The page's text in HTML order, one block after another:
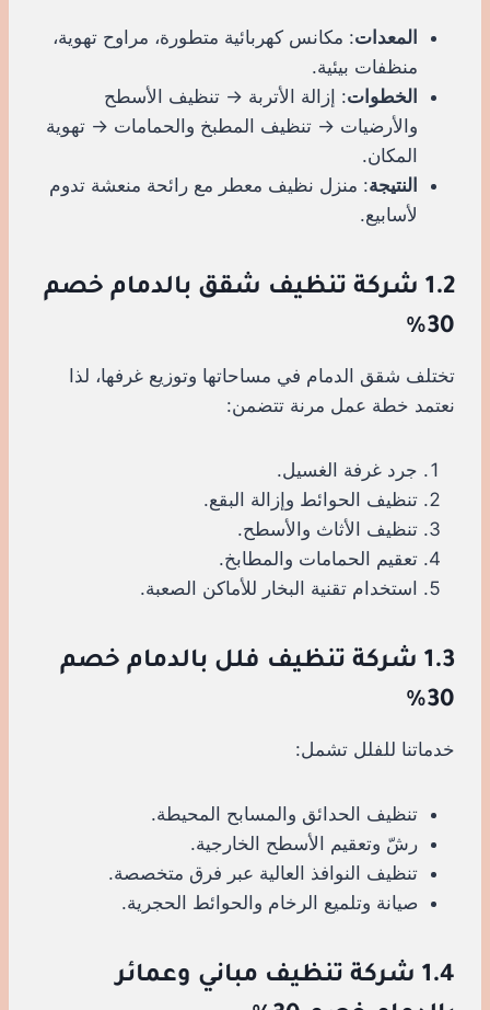
المعدات: مكانس كهربائية متطورة، مراوح تهوية،
منظفات بيئية.
الخطوات: إزالة الأتربة → تنظيف الأسطح
والأرضيات → تنظيف المطبخ والحمامات → تهوية
المكان.
النتيجة: منزل نظيف معطر مع رائحة منعشة تدوم
لأسابيع.
1.2 شركة تنظيف شقق بالدمام خصم
30%
تختلف شقق الدمام في مساحاتها وتوزيع غرفها، لذا
نعتمد خطة عمل مرنة تتضمن:
جرد غرفة الغسيل.
تنظيف الحوائط وإزالة البقع.
تنظيف الأثاث والأسطح.
تعقيم الحمامات والمطابخ.
استخدام تقنية البخار للأماكن الصعبة.
1.3 شركة تنظيف فلل بالدمام خصم
30%
خدماتنا للفلل تشمل:
تنظيف الحدائق والمسابح المحيطة.
رشّ وتعقيم الأسطح الخارجية.
تنظيف النوافذ العالية عبر فرق متخصصة.
صيانة وتلميع الرخام والحوائط الحجرية.
1.4 شركة تنظيف مباني وعمائر